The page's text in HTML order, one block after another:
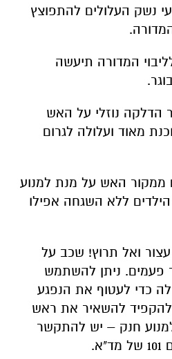
נשק העלולים להתפוצץ
המדורה תיעשה
הדלקה נוזלי על האש
מאוד ועלולה לגרום
ממקור האש על מנת למנוע
ללא השגחה אפילו
ואל תרוץ! שכב על
פעמים. ניתן להשתמש
כדי לעטוף את הנפגע
להשאיר את ראש
חנק – יש להתקשר